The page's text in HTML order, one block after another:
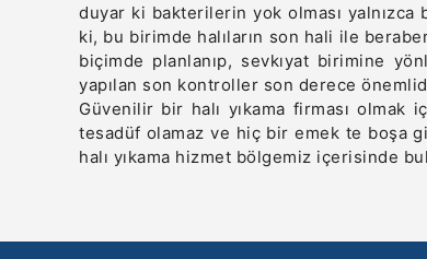
duyar ki bakterilerin yok olması
ki, bu birimde halıların son hali ile
biçimde planlanıp, sevkıyat birimine
yapılan son kontroller son derece
Güvenilir bir halı yıkama firması
tesadüf olamaz ve hiç bir emek te boşa
halı yıkama hizmet bölgemiz içerisinde